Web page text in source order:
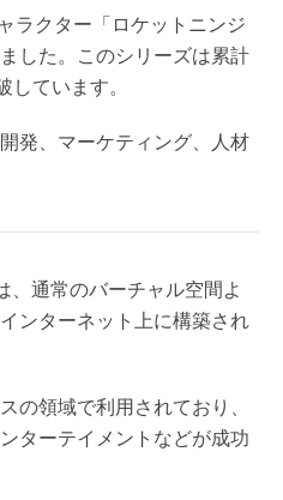
ラクター「ロケットニンジ
した。このシリーズは累計
しています。
発、マーケティング、人材
、通常のバーチャル空間よ
ンターネット上に構築され
の領域で利用されており、
ターテイメントなどが成功